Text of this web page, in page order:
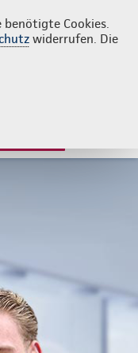
Cookies.
widerrufen. Die
164690